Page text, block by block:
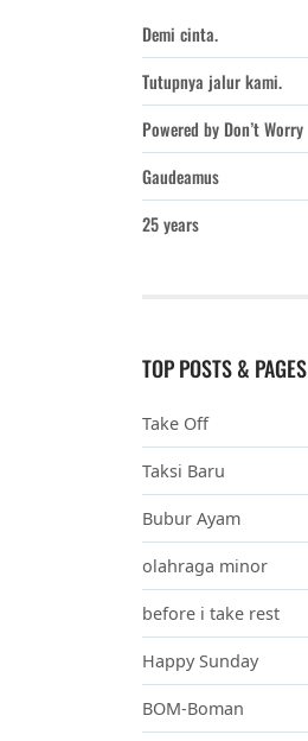
Demi cinta.
Tutupnya jalur kami.
Powered by Don’t Worry
Gaudeamus
25 years
TOP POSTS & PAGES
Take Off
Taksi Baru
Bubur Ayam
olahraga minor
before i take rest
Happy Sunday
BOM-Boman